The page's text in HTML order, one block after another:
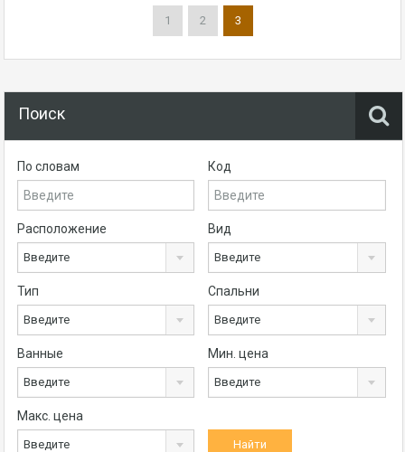
1 2 3
Поиск
По словам Код
Расположение
Введите
Вид
Введите
Тип
Введите
Спальни
Введите
Ванные
Введите
Мин. цена
Введите
Макс. цена
Введите